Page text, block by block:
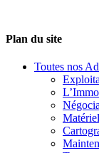
Plan du site
Toutes nos
Matériel